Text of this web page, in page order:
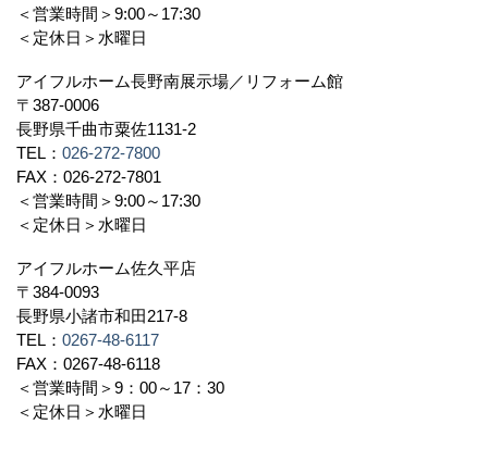
＜営業時間＞9:00～17:30
＜定休日＞水曜日
アイフルホーム長野南展示場／リフォーム館
〒387-0006
長野県千曲市粟佐1131-2
TEL： 026-272-7800
FAX：026-272-7801
＜営業時間＞9:00～17:30
＜定休日＞水曜日
アイフルホーム佐久平店
〒384-0093
長野県小諸市和田217-8
TEL： 0267-48-6117
FAX：0267-48-6118
＜営業時間＞9：00～17：30
＜定休日＞水曜日